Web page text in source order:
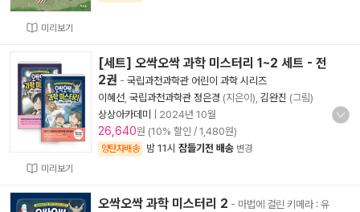
미리보기
미리보기
[세트] 오싹오싹 과학 미스터리 1~2 세트 - 전
2권 - 국립과천과학관 어린이 과학 시리즈
이혜선 국립과천과학관 정은경 (지은이), 김완진 (그림)
상상아카데미
2024년 10월
26,640원 (10% 할인 / 1,480원)
양탄자배송 밤 11시 잠들기전 배송 변경
오싹오싹 과학 미스터리 2 - 마법에 걸린 키메라 : 유